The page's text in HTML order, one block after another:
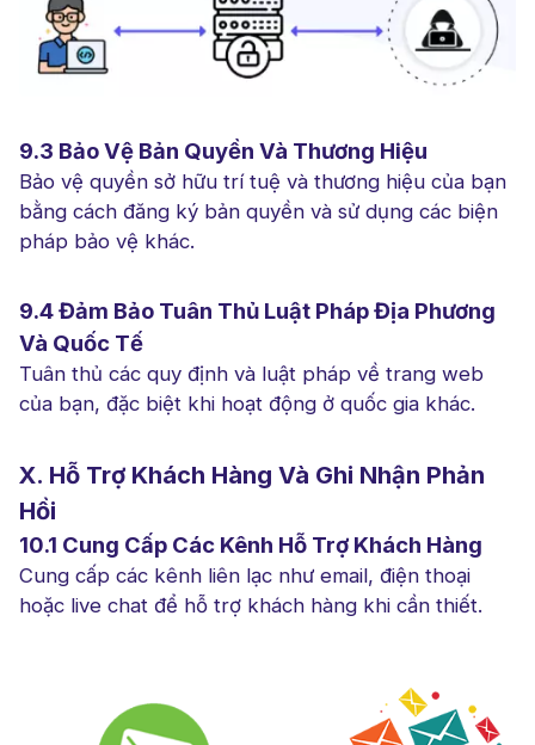
9.3 Bảo Vệ Bản Quyền Và Thương Hiệu
Bảo vệ quyền sở hữu trí tuệ và thương hiệu của bạn
bằng cách đăng ký bản quyền và sử dụng các biện
pháp bảo vệ khác.
9.4 Đảm Bảo Tuân Thủ Luật Pháp Địa Phương
Và Quốc Tế
Tuân thủ các quy định và luật pháp về trang web
của bạn, đặc biệt khi hoạt động ở quốc gia khác.
X. Hỗ Trợ Khách Hàng Và Ghi Nhận Phản
Hồi
10.1 Cung Cấp Các Kênh Hỗ Trợ Khách Hàng
Cung cấp các kênh liên lạc như email, điện thoại
hoặc live chat để hỗ trợ khách hàng khi cần thiết.